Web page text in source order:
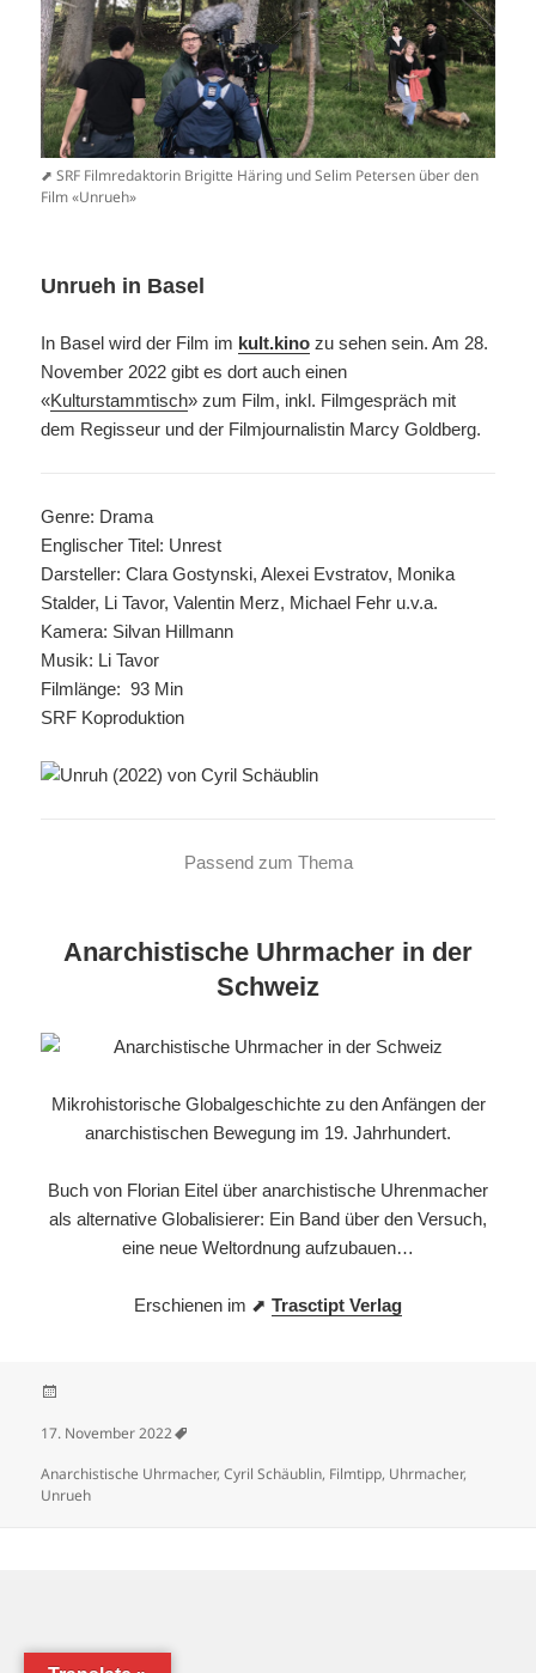
⬈ SRF Filmredaktorin Brigitte Häring und Selim Petersen über den
Film «Unrueh»
Unrueh in Basel
In Basel wird der Film im kult.kino zu sehen sein. Am 28.
November 2022 gibt es dort auch einen
«Kulturstammtisch» zum Film, inkl. Filmgespräch mit
dem Regisseur und der Filmjournalistin Marcy Goldberg.
Genre: Drama
Englischer Titel: Unrest
Darsteller: Clara Gostynski, Alexei Evstratov, Monika
Stalder, Li Tavor, Valentin Merz, Michael Fehr u.v.a.
Kamera: Silvan Hillmann
Musik: Li Tavor
Filmlänge: 93 Min
SRF Koproduktion
Passend zum Thema
Anarchistische Uhrmacher in der
Schweiz
Mikrohistorische Globalgeschichte zu den Anfängen der
anarchistischen Bewegung im 19. Jahrhundert.
Buch von Florian Eitel über anarchistische Uhrenmacher
als alternative Globalisierer: Ein Band über den Versuch,
eine neue Weltordnung aufzubauen…
Erschienen im ⬈ Trasctipt Verlag
17. November 2022
Anarchistische Uhrmacher,Cyril Schäublin, Filmtipp, Uhrmacher,
Unrueh